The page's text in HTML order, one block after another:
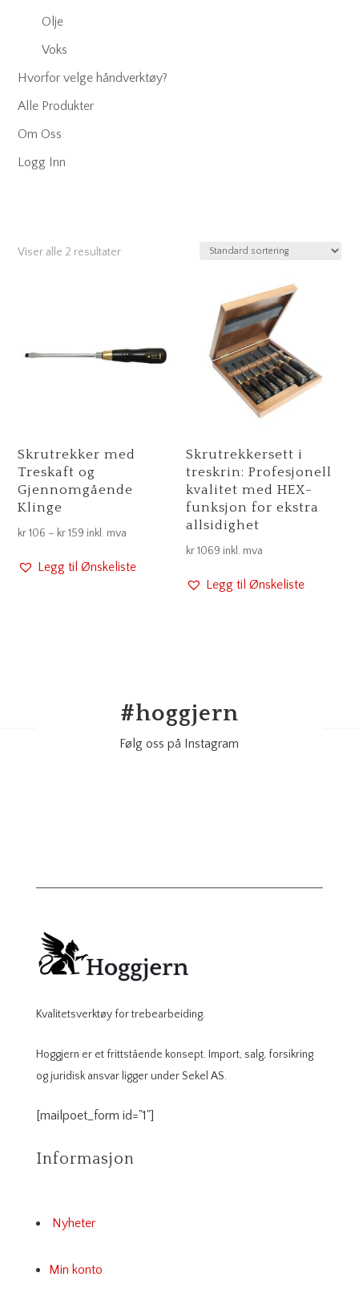
Olje
Voks
Hvorfor velge håndverktøy?
Alle Produkter
Om Oss
Logg Inn
Viser alle 2 resultater
Skrutrekker med
Treskaft og
Gjennomgående
Klinge
kr106 – kr159 Prisområde:
til
inkl. mva
Legg til Ønskeliste
Skrutrekkersett i
treskrin: Profesjonell
kvalitet med HEX-
funksjon for ekstra
allsidighet
kr1069 inkl. mva
Legg til Ønskeliste
#hoggjern
Følg oss på Instagram
Kvalitetsverktøy for trebearbeiding.
Hoggjern er et frittstående konsept. Import, salg, forsikring
og juridisk ansvar ligger under Sekel AS.
[mailpoet_form id="1"]
Informasjon
Nyheter
Min konto